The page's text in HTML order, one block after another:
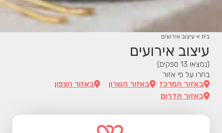
בית » עיצוב אירועים
עיצוב אירועים
(נמצאו 13 ספקים)
בחרו על פי אזור
באזור המרכז
באזור השרון
באזור הצפון
באזור הדרום